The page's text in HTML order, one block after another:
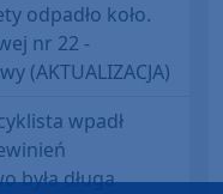
odpadło koło.
nr 22 -
(AKTUALIZACJA)
wpadł
była długa